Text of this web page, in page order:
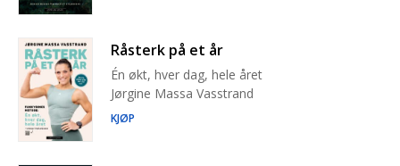
Råsterk på et år
Én økt, hver dag, hele året
Jørgine Massa Vasstrand
KJØP